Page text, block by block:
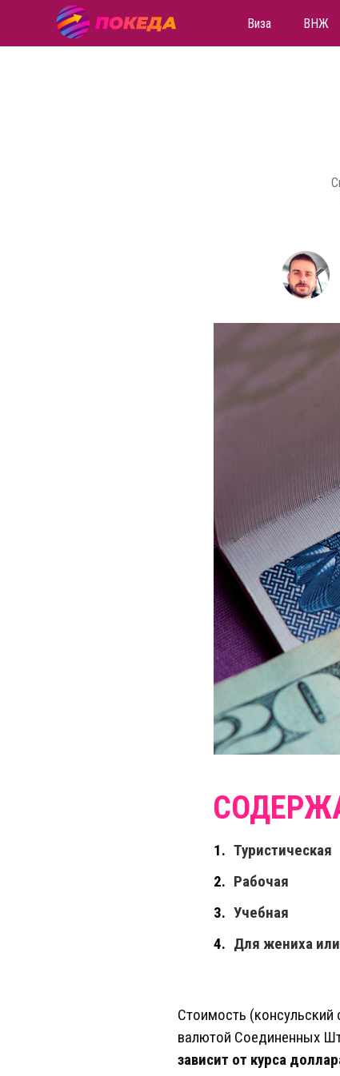
Виза ВНЖ
Туристическая
Рабочая
Учебная
Для жениха
Стоимость
валютой Соединенных
зависит от курса